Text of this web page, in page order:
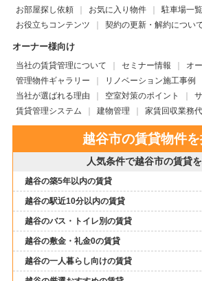
お部屋探し依頼
お気に入り物件
駐車場一覧
お役立ちコンテンツ
契約の更新・解約につい
オーナー様向け
当社の賃貸管理について セミナー情報
オ
管理物件ギャラリー
リノベーション施工事例
当社が選ばれる理由
空室対策のポイント
賃貸管理システム
建物管理 家賃回収業務
越谷市の賃貸物件
人気条件で越谷市の賃貸
越谷の築5年以内の賃貸
越谷の駅近10分以内の賃貸
越谷のバス・トイレ別の賃貸
越谷の敷金・礼金0の賃貸
越谷の一人暮らし向けの賃貸